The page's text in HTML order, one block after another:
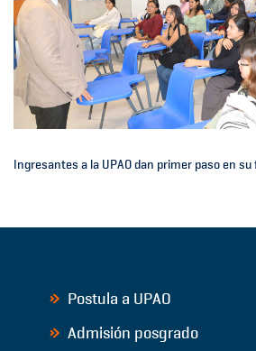
Ingresantes a la UPAO dan primer paso en
Postula a UPAO
Admisión posgrado